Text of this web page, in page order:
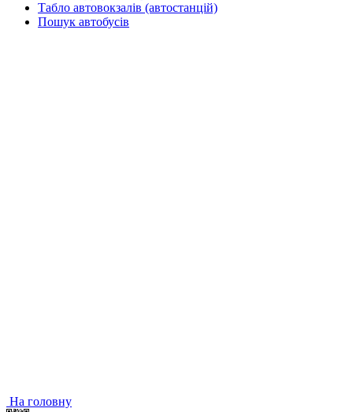
Табло автовокзалів (автостанцій)
Пошук автобусів
На головну